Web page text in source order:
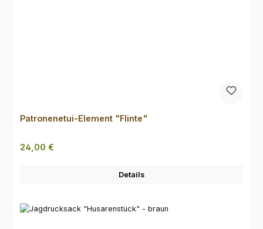
Patronenetui-Element "Flinte"
Regulärer Preis:
24,00 €
Details